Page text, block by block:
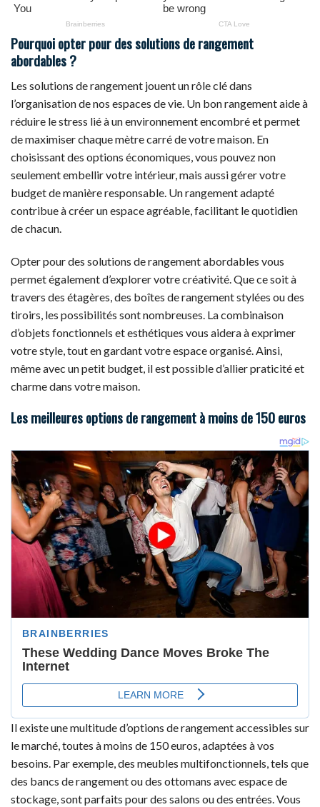
Pourquoi opter pour des solutions de rangement
abordables ?
Les solutions de rangement jouent un rôle clé dans
l’organisation de nos espaces de vie. Un bon rangement aide à
réduire le stress lié à un environnement encombré et permet
de maximiser chaque mètre carré de votre maison. En
choisissant des options économiques, vous pouvez non
seulement embellir votre intérieur, mais aussi gérer votre
budget de manière responsable. Un rangement adapté
contribue à créer un espace agréable, facilitant le quotidien
de chacun.
Opter pour des solutions de rangement abordables vous
permet également d’explorer votre créativité. Que ce soit à
travers des étagères, des boîtes de rangement stylées ou des
tiroirs, les possibilités sont nombreuses. La combinaison
d’objets fonctionnels et esthétiques vous aidera à exprimer
votre style, tout en gardant votre espace organisé. Ainsi,
même avec un petit budget, il est possible d’allier praticité et
charme dans votre maison.
Les meilleures options de rangement à moins de 150 euros
Il existe une multitude d’options de rangement accessibles sur
le marché, toutes à moins de 150 euros, adaptées à vos
besoins. Par exemple, des meubles multifonctionnels, tels que
des bancs de rangement ou des ottomans avec espace de
stockage, sont parfaits pour des salons ou des entrées. Vous